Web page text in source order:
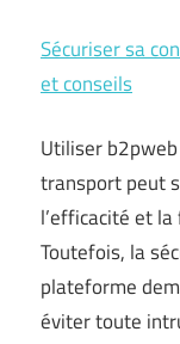
Sécuriser sa
et conseils
Utiliser
transport peut
l’efficacité et
Toutefois, la
plateforme
éviter toute